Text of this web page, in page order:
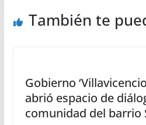
También te
Gobierno
abrió espacio de
comunidad del barrio